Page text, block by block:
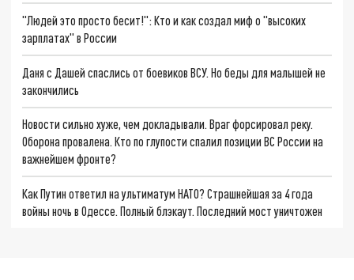
"Людей это просто бесит!": Кто и как создал миф о "высоких
зарплатах" в России
Даня с Дашей спаслись от боевиков ВСУ. Но беды для малышей не
закончились
Новости сильно хуже, чем докладывали. Враг форсировал реку.
Оборона провалена. Кто по глупости спалил позиции ВС России на
важнейшем фронте?
Как Путин ответил на ультиматум НАТО? Страшнейшая за 4 года
войны ночь в Одессе. Полный блэкаут. Последний мост уничтожен